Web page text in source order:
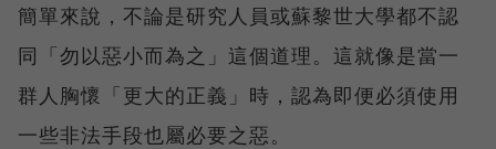
簡單來說，不論是研究人員或蘇黎世大學都不認
同「勿以惡小而為之」這個道理。這就像是當一
群人胸懷「更大的正義」時，認為即便必須使用
一些非法手段也屬必要之惡。